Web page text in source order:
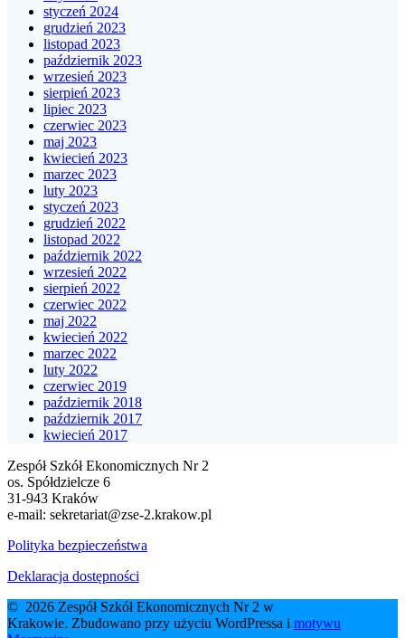
styczeń 2024
grudzień 2023
listopad 2023
październik 2023
wrzesień 2023
sierpień 2023
lipiec 2023
czerwiec 2023
maj 2023
kwiecień 2023
marzec 2023
luty 2023
styczeń 2023
grudzień 2022
listopad 2022
październik 2022
wrzesień 2022
sierpień 2022
czerwiec 2022
maj 2022
kwiecień 2022
marzec 2022
luty 2022
czerwiec 2019
październik 2018
październik 2017
kwiecień 2017
Zespół Szkół Ekonomicznych Nr 2
os. Spółdzielcze 6
31-943 Kraków
e-mail: sekretariat@zse-2.krakow.pl
Polityka bezpieczeństwa
Deklaracja dostępności
© 2026 Zespół Szkół Ekonomicznych Nr 2 w
Krakowie. Zbudowano przy użyciu WordPressa i motywu